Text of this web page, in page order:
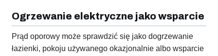
Ogrzewanie elektryczne jako wsparcie
Prąd oporowy może sprawdzić się jako dogrzewanie
łazienki, pokoju używanego okazjonalnie albo wsparcie